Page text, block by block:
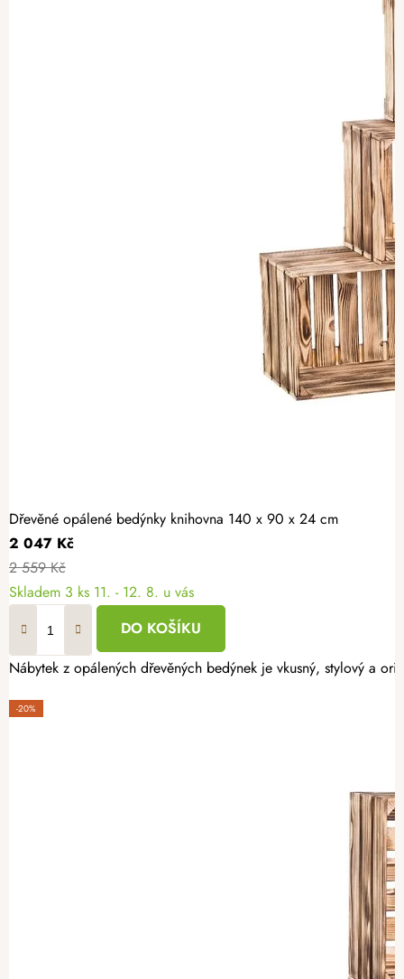
Dřevěné opálené bedýnky knihovna 140 x 90 x 24 cm
2 047 Kč
2 559 Kč
Skladem 3 ks 11. - 12. 8. u vás
DO KOŠÍKU
Nábytek z opálených dřevěných bedýnek je vkusný, stylový a
-20%